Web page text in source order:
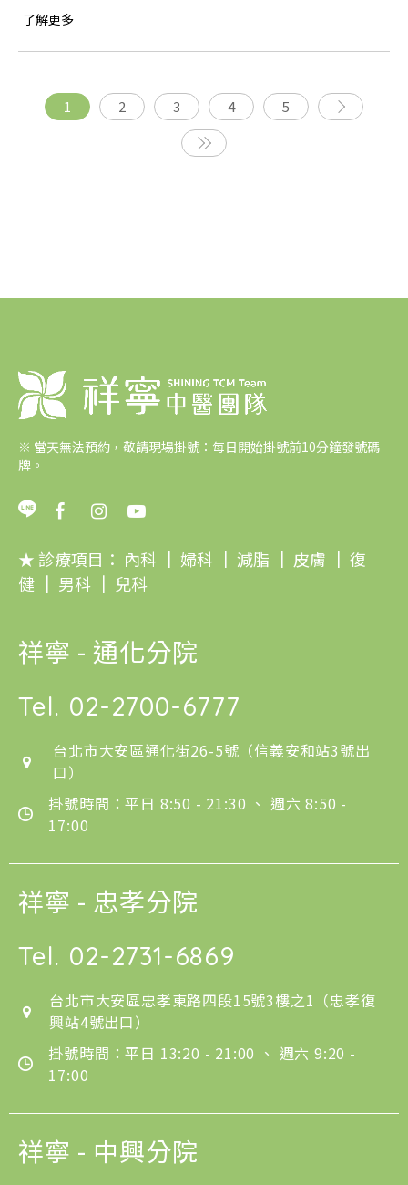
了解更多
1 2 3 4 5
※ 當天無法預約，敬請現場掛號：每日開始掛號前10分鐘發號碼
牌。
★ 診療項目： 內科 ｜ 婦科 ｜ 減脂 ｜ 皮膚 ｜ 復
健 ｜ 男科 ｜ 兒科
祥寧 - 通化分院
Tel. 02-2700-6777
台北市大安區通化街26-5號（信義安和站3號出
口）
掛號時間：平日 8:50 - 21:30 、 週六 8:50 -
17:00
祥寧 - 忠孝分院
Tel. 02-2731-6869
台北市大安區忠孝東路四段15號3樓之1（忠孝復
興站4號出口）
掛號時間：平日 13:20 - 21:00 、 週六 9:20 -
17:00
祥寧 - 中興分院